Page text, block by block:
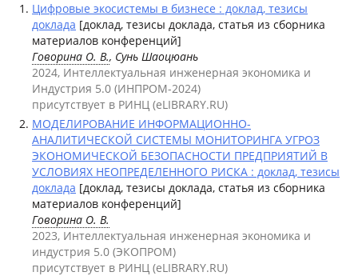
Цифровые экосистемы в бизнесе : доклад, тезисы
доклада [доклад, тезисы доклада, статья из сборника
материалов конференций]
Говорина О. В., Сунь Шаоцюань
2024, Интеллектуальная инженерная экономика и
Индустрия 5.0 (ИНПРОМ-2024)
присутствует в РИНЦ (eLIBRARY.RU)
МОДЕЛИРОВАНИЕ ИНФОРМАЦИОННО-
АНАЛИТИЧЕСКОЙ СИСТЕМЫ МОНИТОРИНГА УГРОЗ
ЭКОНОМИЧЕСКОЙ БЕЗОПАСНОСТИ ПРЕДПРИЯТИЙ В
УСЛОВИЯХ НЕОПРЕДЕЛЕННОГО РИСКА : доклад, тезисы
доклада [доклад, тезисы доклада, статья из сборника
материалов конференций]
Говорина О. В.
2023, Интеллектуальная инженерная экономика и
индустрия 5.0 (ЭКОПРОМ)
присутствует в РИНЦ (eLIBRARY.RU)